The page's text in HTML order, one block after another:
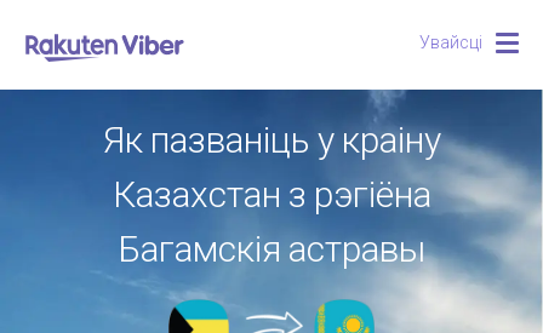
Увайсці
Як пазваніць у краіну
Казахстан з рэгіёна
Багамскія астравы